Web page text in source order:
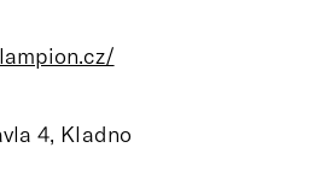
4, Kladno